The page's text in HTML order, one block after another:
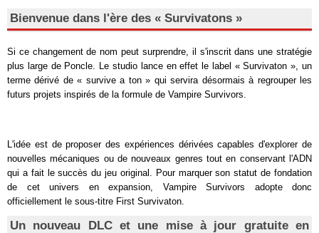
Bienvenue dans l'ère des « Survivatons »
Si ce changement de nom peut surprendre, il s'inscrit dans une stratégie
plus large de Poncle. Le studio lance en effet le label « Survivaton », un
terme dérivé de « survive a ton » qui servira désormais à regrouper les
futurs projets inspirés de la formule de Vampire Survivors.
L'idée est de proposer des expériences dérivées capables d'explorer de
nouvelles mécaniques ou de nouveaux genres tout en conservant l'ADN
qui a fait le succès du jeu original. Pour marquer son statut de fondation
de cet univers en expansion, Vampire Survivors adopte donc
officiellement le sous-titre First Survivaton.
Un nouveau DLC et une mise à jour gratuite en